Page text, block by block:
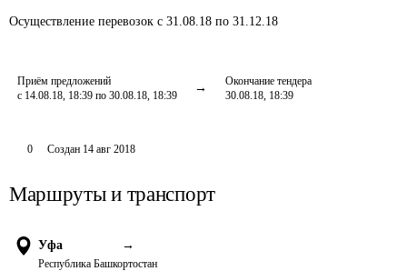
Осуществление перевозок с 31.08.18 по 31.12.18
Приём предложений
с 14.08.18, 18:39 по 30.08.18, 18:39
Окончание тендера
30.08.18, 18:39
0 Создан 14 авг 2018
Маршруты и транспорт
Уфа →
Республика Башкортостан